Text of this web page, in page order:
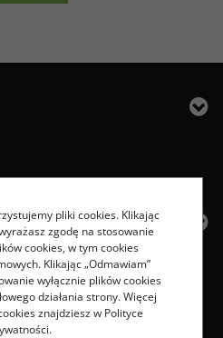
pliki cookies. Klikając
zgodę na stosowanie
cookies, w tym cookies
Klikając „Odmawiam”
wyłącznie plików cookies
działania strony. Więcej
znajdziesz w Polityce